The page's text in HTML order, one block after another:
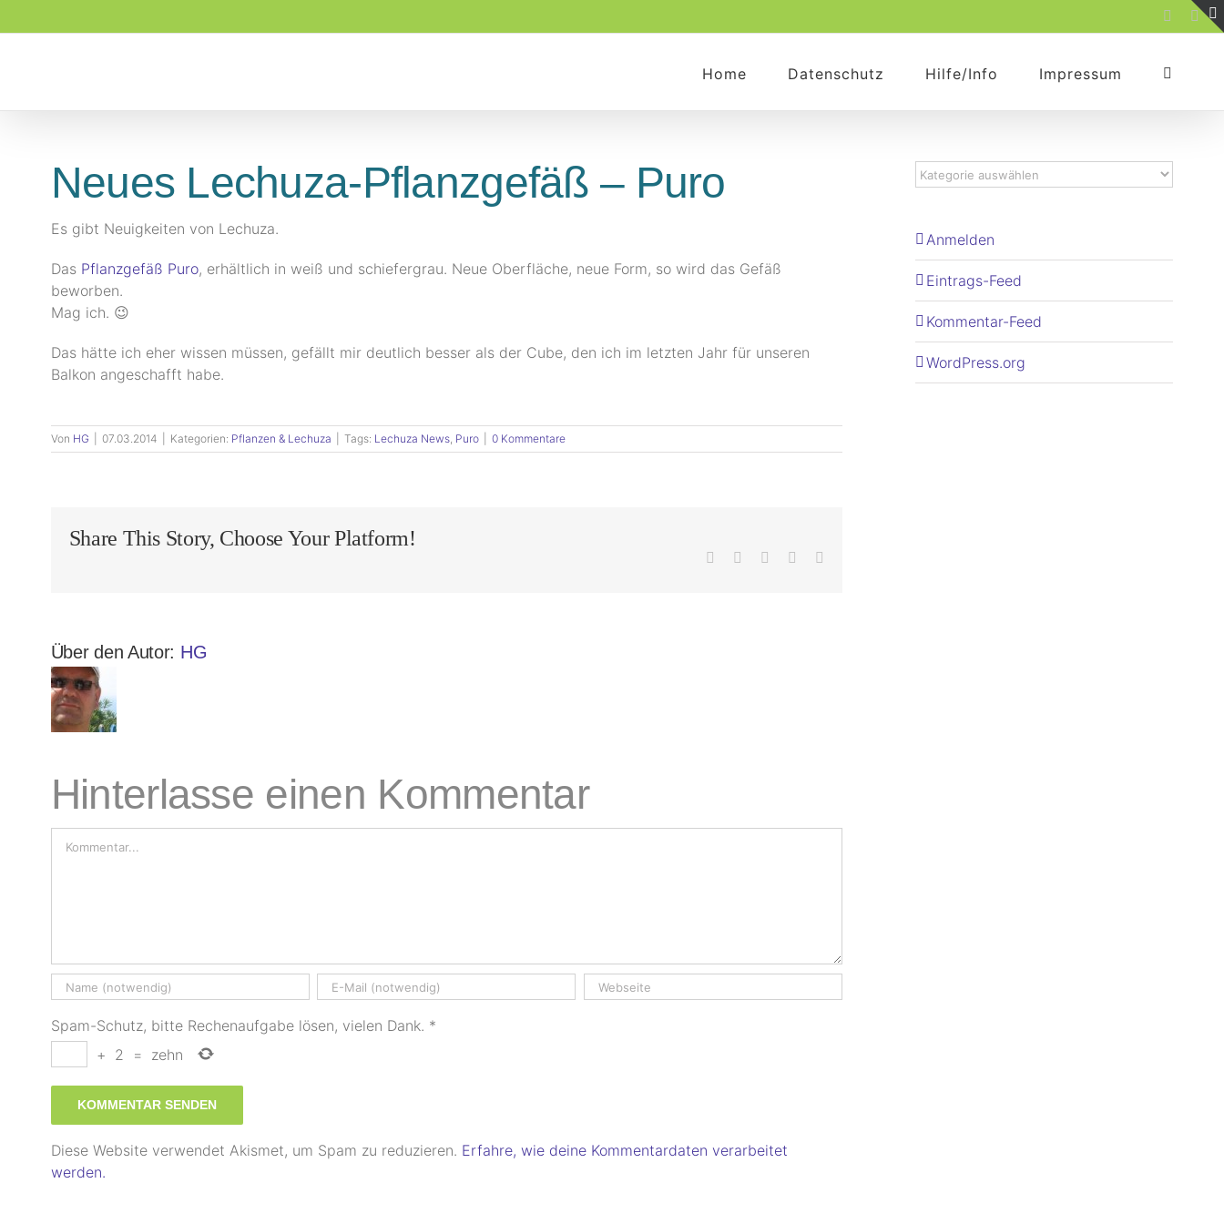
Inhalt
Rss
Home Datenschutz Hilfe/Info Impressum
Neues Lechuza-Pflanzgefäß – Puro
Es gibt Neuigkeiten von Lechuza.
Das Pflanzgefäß Puro, erhältlich in weiß und schiefergrau. Neue Oberfläche, neue Form, so wird das Gefäß
beworben.
Mag ich. 😉
Das hätte ich eher wissen müssen, gefällt mir deutlich besser als der Cube, den ich im letzten Jahr für unseren
Balkon angeschafft habe.
Von HG 07.03.2014 Kategorien: Pflanzen & Lechuza Tags: Lechuza News, Puro 0 Kommentare
Share This Story, Choose Your Platform!
Facebook LinkedInPinterest
Über den Autor: HG
Hinterlasse einen Kommentar
Kommentar
Spam-Schutz, bitte Rechenaufgabe lösen, vielen Dank. *
+ 2 = zehn
Diese Website verwendet Akismet, um Spam zu reduzieren. Erfahre, wie deine Kommentardaten verarbeitet
werden.
Anmelden
Eintrags-Feed
Kommentar-Feed
WordPress.org